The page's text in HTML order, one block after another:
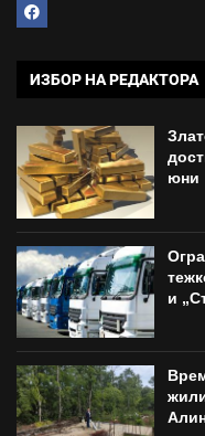
ИЗБОР НА РЕДАКТОРА
юни
и